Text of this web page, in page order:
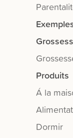
Produits
Á la
Dormir